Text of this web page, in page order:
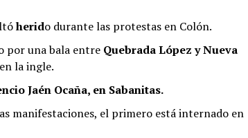
herido durante las protestas en Colón.
por una bala entre Quebrada López y Nueva
la ingle.
Jaén Ocaña, en Sabanitas.
manifestaciones, el primero está internado en